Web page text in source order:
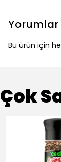
Yorumlar
Bu ürün için
Çok